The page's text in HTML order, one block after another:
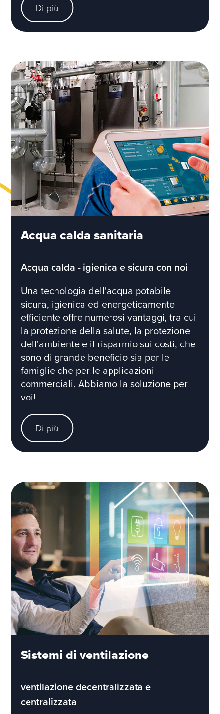
Di più
Acqua calda sanitaria
Acqua calda - igienica e sicura con noi
Una tecnologia dell'acqua potabile
sicura, igienica ed energeticamente
efficiente offre numerosi vantaggi, tra cui
la protezione della salute, la protezione
dell'ambiente e il risparmio sui costi, che
sono di grande beneficio sia per le
famiglie che per le applicazioni
commerciali. Abbiamo la soluzione per
voi!
Di più
Sistemi di ventilazione
ventilazione decentralizzata e
centralizzata